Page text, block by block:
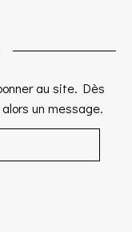
au site. Dès
un message.